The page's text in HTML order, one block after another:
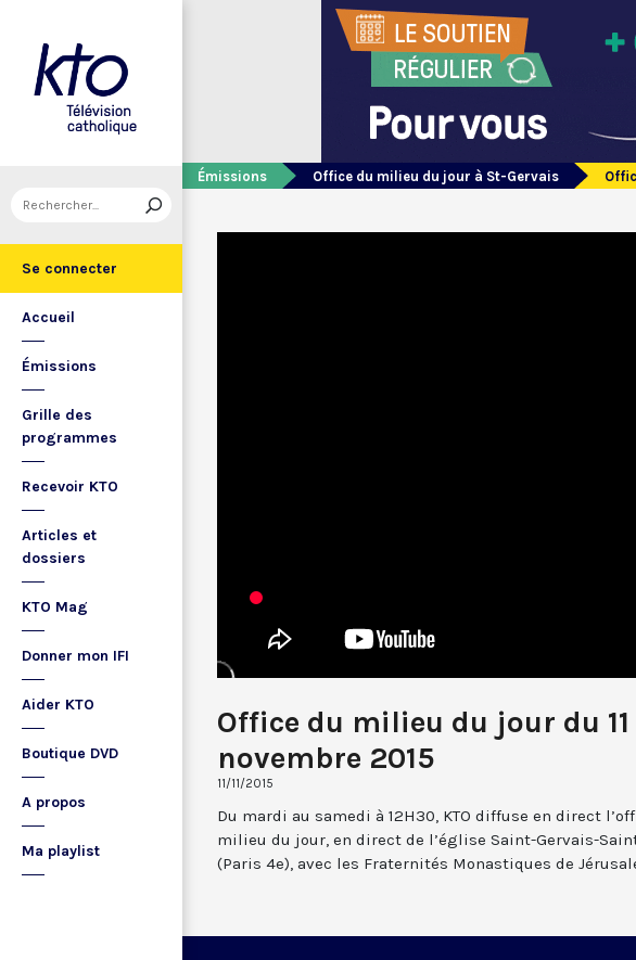
Se connecter
Accueil
Émissions
Grille des
programmes
Recevoir KTO
Articles et
dossiers
KTO Mag
Donner mon IFI
Aider KTO
Boutique DVD
A propos
Ma playlist
Émissions Office du milieu du jour à St-Gervais
Office du milieu du jour du 11
novembre 2015
11/11/2015
Du mardi au samedi à 12H30, KTO diffuse en direct
milieu du jour, en direct de l’église Saint-Gervais-
(Paris 4e), avec les Fraternités Monastiques de